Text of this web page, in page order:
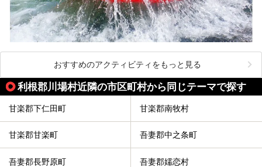
おすすめのアクティビティをもっと見る
利根郡川場村近隣の市区町村から同じテーマで探す
甘楽郡下仁田町 甘楽郡南牧村
甘楽郡甘楽町 吾妻郡中之条町
吾妻郡長野原町 吾妻郡嬬恋村